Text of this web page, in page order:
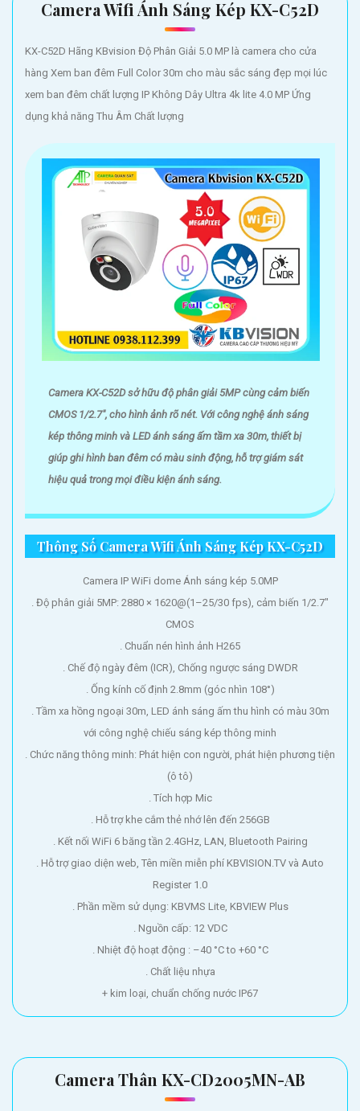
Camera Wifi Ánh Sáng Kép KX-C52D
KX-C52D Hãng KBvision Độ Phân Giải 5.0 MP là camera cho cửa
hàng Xem ban đêm Full Color 30m cho màu sắc sáng đẹp mọi lúc
xem ban đêm chất lượng IP Không Dây Ultra 4k lite 4.0 MP Ứng
dụng khả năng Thu Âm Chất lượng
Camera KX-C52D sở hữu độ phân giải 5MP cùng cảm biến
CMOS 1/2.7", cho hình ảnh rõ nét. Với công nghệ ánh sáng
kép thông minh và LED ánh sáng ấm tầm xa 30m, thiết bị
giúp ghi hình ban đêm có màu sinh động, hỗ trợ giám sát
hiệu quả trong mọi điều kiện ánh sáng.
Thông Số Camera Wifi Ánh Sáng Kép KX-C52D
Camera IP WiFi dome Ánh sáng kép 5.0MP
. Độ phân giải 5MP: 2880 × 1620@(1–25/30 fps), cảm biến 1/2.7"
CMOS
. Chuẩn nén hình ảnh H265
. Chế độ ngày đêm (ICR), Chống ngược sáng DWDR
. Ống kính cố định 2.8mm (góc nhìn 108°)
. Tầm xa hồng ngoại 30m, LED ánh sáng ấm thu hình có màu 30m
với công nghệ chiếu sáng kép thông minh
. Chức năng thông minh: Phát hiện con người, phát hiện phương tiện
(ô tô)
. Tích hợp Mic
. Hỗ trợ khe cắm thẻ nhớ lên đến 256GB
. Kết nối WiFi 6 băng tần 2.4GHz, LAN, Bluetooth Pairing
. Hỗ trợ giao diện web, Tên miền miễn phí KBVISION.TV và Auto
Register 1.0
. Phần mềm sử dụng: KBVMS Lite, KBVIEW Plus
. Nguồn cấp: 12 VDC
. Nhiệt độ hoạt động : –40 °C to +60 °C
. Chất liệu nhựa
+ kim loại, chuẩn chống nước IP67
Camera Thân KX-CD2005MN-AB